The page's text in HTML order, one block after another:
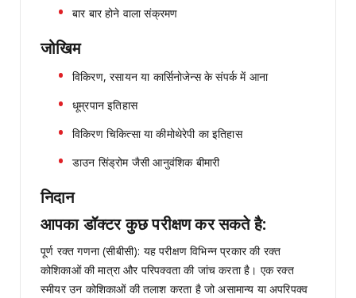
बार बार होने वाला संक्रमण
जोखिम
विकिरण, रसायन या कार्सिनोजेन्स के संपर्क में आना
धूम्रपान इतिहास
विकिरण चिकित्सा या कीमोथेरेपी का इतिहास
डाउन सिंड्रोम जैसी आनुवंशिक बीमारी
निदान
आपका डॉक्टर कुछ परीक्षण कर सकते है:
पूर्ण रक्त गणना (सीबीसी): यह परीक्षण विभिन्न प्रकार की रक्त
कोशिकाओं की मात्रा और परिपक्वता की जांच करता है। एक रक्त
स्मीयर उन कोशिकाओं की तलाश करता है जो असामान्य या अपरिपक्व